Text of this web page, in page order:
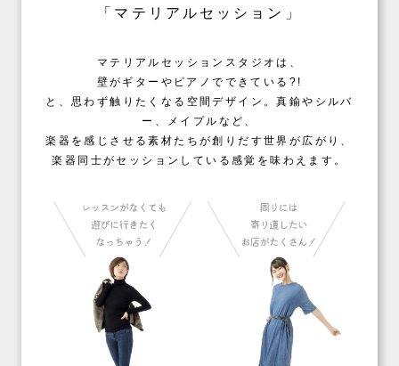
「マテリアルセッション」
マテリアルセッションスタジオは、
壁がギターやピアノでできている?!
と、思わず触りたくなる空間デザイン。真鍮やシルバ
ー、メイプルなど、
楽器を感じさせる素材たちが創りだす世界が広がり、
楽器同士がセッションしている感覚を味わえます。